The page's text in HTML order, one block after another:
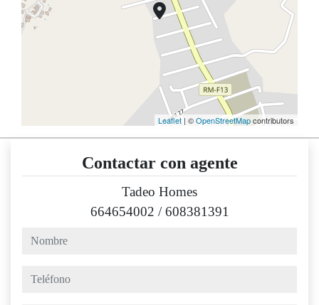
Leaflet | ©OpenStreetMapcontributors
Contactar con agente
Tadeo Homes
664654002 /608381391
nombre
teléfono